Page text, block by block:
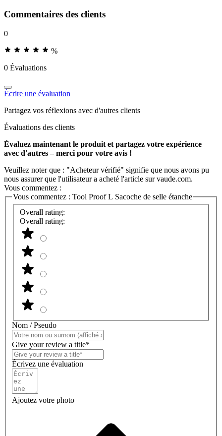
Commentaires des clients
0
%
0 Évaluations
Écrire une évaluation
Partagez vos réflexions avec d'autres clients
Évaluations des clients
Évaluez maintenant le produit et partagez votre expérience
avec d'autres – merci pour votre avis !
Veuillez noter que : "Acheteur vérifié" signifie que nous avons pu
nous assurer que l'utilisateur a acheté l'article sur vaude.com.
Vous commentez :
Vous commentez : Tool Proof L Sacoche de selle étanche
Overall rating:
Overall rating:
Nom / Pseudo
Give your review a title*
Écrivez une évaluation
Ajoutez votre photo